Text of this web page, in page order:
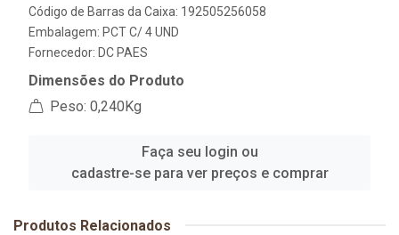
Código de Barras da Caixa: 192505256058
Embalagem: PCT C/ 4 UND
Fornecedor: DC PAES
Dimensões do Produto
Peso: 0,240Kg
Faça seu login ou
cadastre-se para ver preços e comprar
Produtos Relacionados